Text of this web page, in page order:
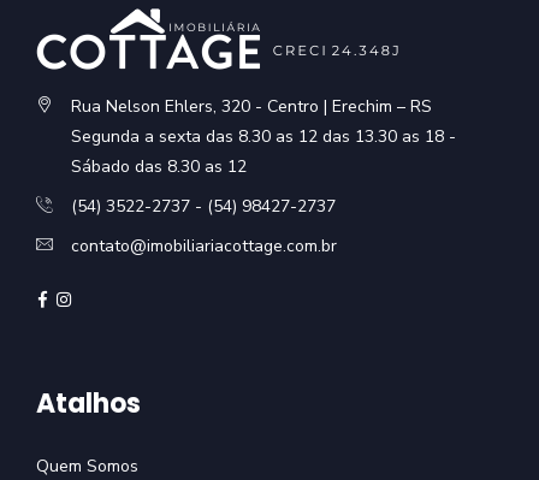
Rua Nelson Ehlers, 320 - Centro | Erechim – RS
Segunda a sexta das 8.30 as 12 das 13.30 as 18 -
Sábado das 8.30 as 12
(54) 3522-2737 - (54) 98427-2737
contato@imobiliariacottage.com.br
Atalhos
Quem Somos